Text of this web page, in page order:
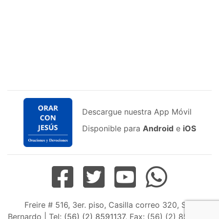
Descargue nuestra App Móvil
Disponible para Android e iOS
Freire # 516, 3er. piso, Casilla correo 320, San
Bernardo | Tel: (56) (2) 8591137, Fax: (56) (2) 8598163